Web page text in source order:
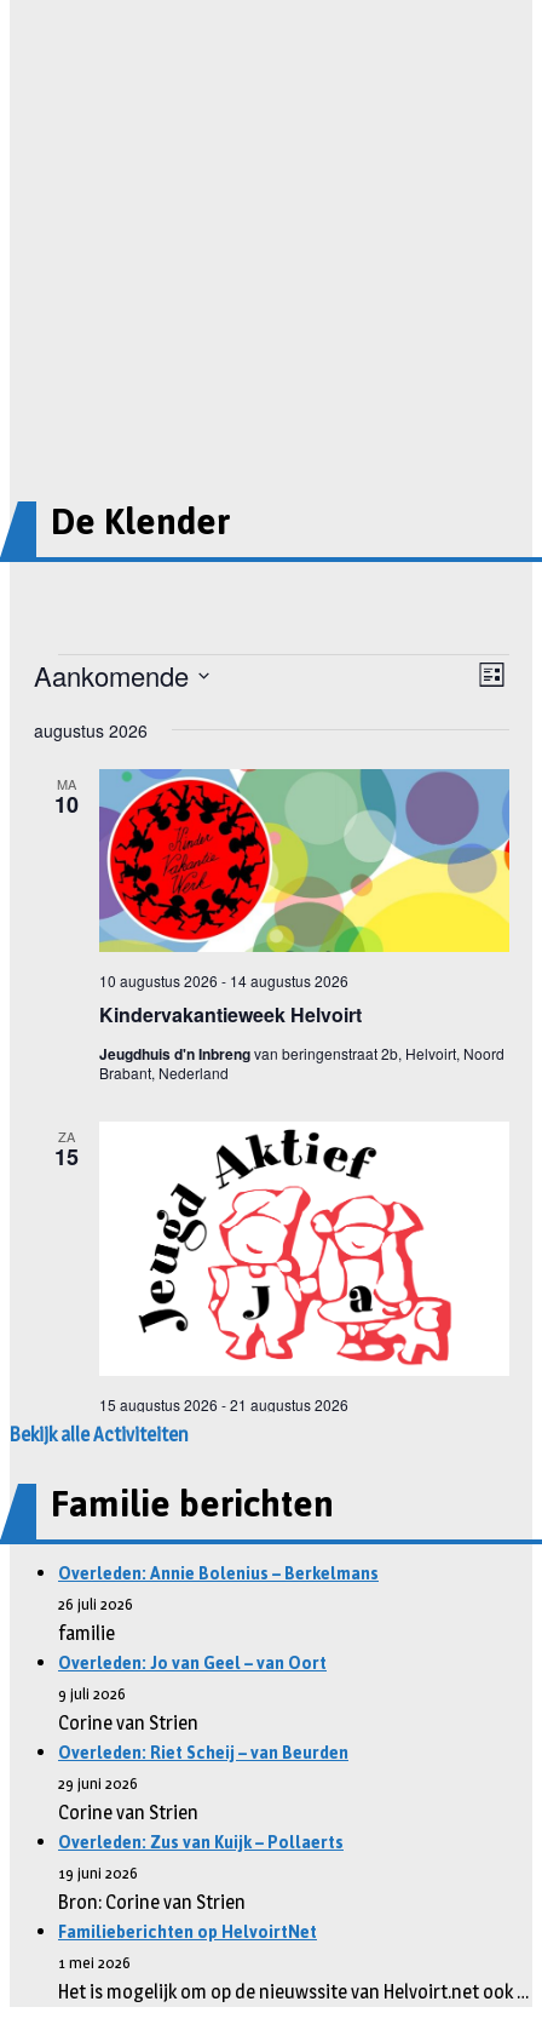
De Klender
Bekijk alle Activiteiten
Familie berichten
Overleden: Annie Bolenius – Berkelmans
26 juli 2026
familie
Overleden: Jo van Geel – van Oort
9 juli 2026
Corine van Strien
Overleden: Riet Scheij – van Beurden
29 juni 2026
Corine van Strien
Overleden: Zus van Kuijk – Pollaerts
19 juni 2026
Bron: Corine van Strien
Familieberichten op HelvoirtNet
1 mei 2026
Het is mogelijk om op de nieuwssite van Helvoirt.net ook …